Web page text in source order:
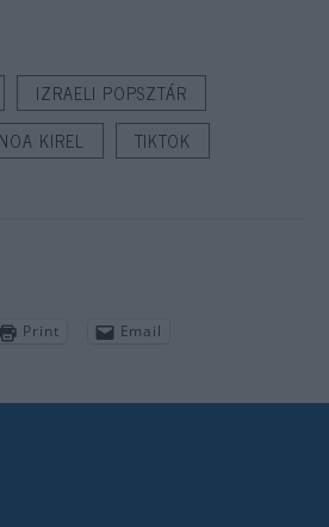
IZRAELI POPSZTÁR
NOA KIREL TIKTOK
Print Email